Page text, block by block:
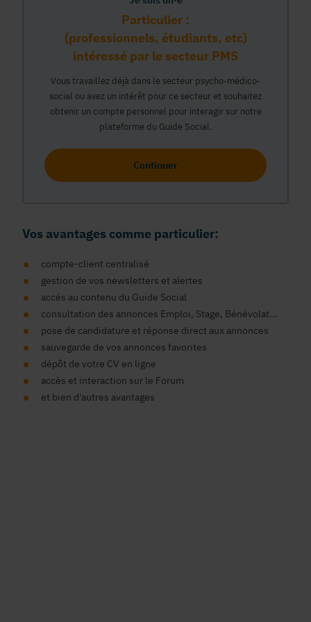
Particulier :
(professionnels, étudiants, etc)
intéressé par le secteur PMS
Vous travaillez déjà dans le secteur psycho-médico-
social ou avez un intérêt pour ce secteur et souhaitez
obtenir un compte personnel pour interagir sur notre
plateforme du Guide Social.
Continuer
Vos avantages comme particulier:
compte-client centralisé
gestion de vos newsletters et alertes
accés au contenu du Guide Social
consultation des annonces Emploi, Stage, Bénévolat...
pose de candidature et réponse direct aux annonces
sauvegarde de vos annonces favorites
dépôt de votre CV en ligne
accès et interaction sur le Forum
et bien d'autres avantages